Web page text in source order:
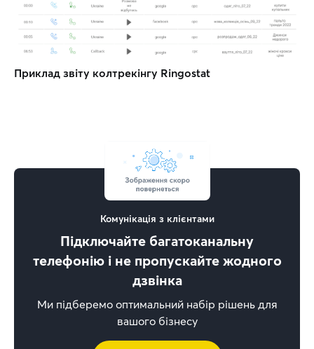
Приклад звіту колтрекінгу Ringostat
Комунікація з клієнтами
Підключайте багатоканальну
телефонію і не пропускайте жодного
дзвінка
Ми підберемо оптимальний набір рішень для
вашого бізнесу